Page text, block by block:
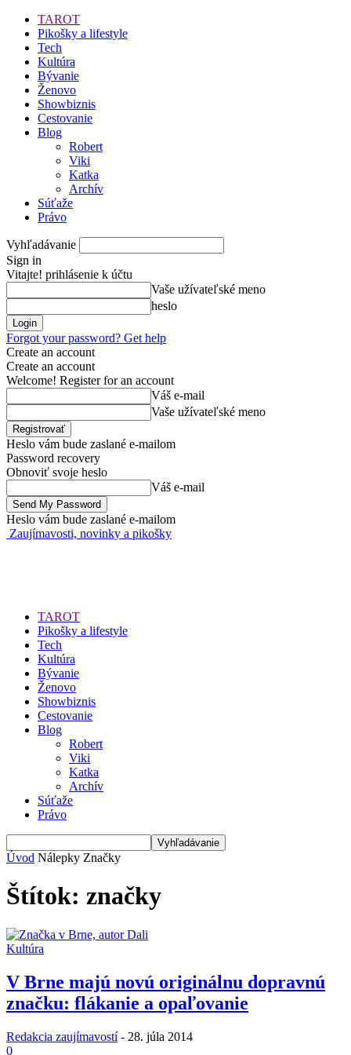
TAROT
Pikošky a lifestyle
Tech
Kultúra
Bývanie
Ženovo
Showbiznis
Cestovanie
Blog
Robert
Viki
Katka
Archív
Súťaže
Právo
Vyhľadávanie
Sign in
Vitajte! prihlásenie k účtu
Vaše užívateľské meno
heslo
Forgot your password? Get help
Create an account
Create an account
Welcome! Register for an account
Váš e-mail
Vaše užívateľské meno
Heslo vám bude zaslané e-mailom
Password recovery
Obnoviť svoje heslo
Váš e-mail
Heslo vám bude zaslané e-mailom
Zaujímavosti, novinky a pikošky
TAROT
Pikošky a lifestyle
Tech
Kultúra
Bývanie
Ženovo
Showbiznis
Cestovanie
Blog
Robert
Viki
Katka
Archív
Súťaže
Právo
Úvod Nálepky Značky
Štítok: značky
Kultúra
V Brne majú novú originálnu dopravnú
značku: flákanie a opaľovanie
Redakcia zaujímavostí - 28. júla 2014
0